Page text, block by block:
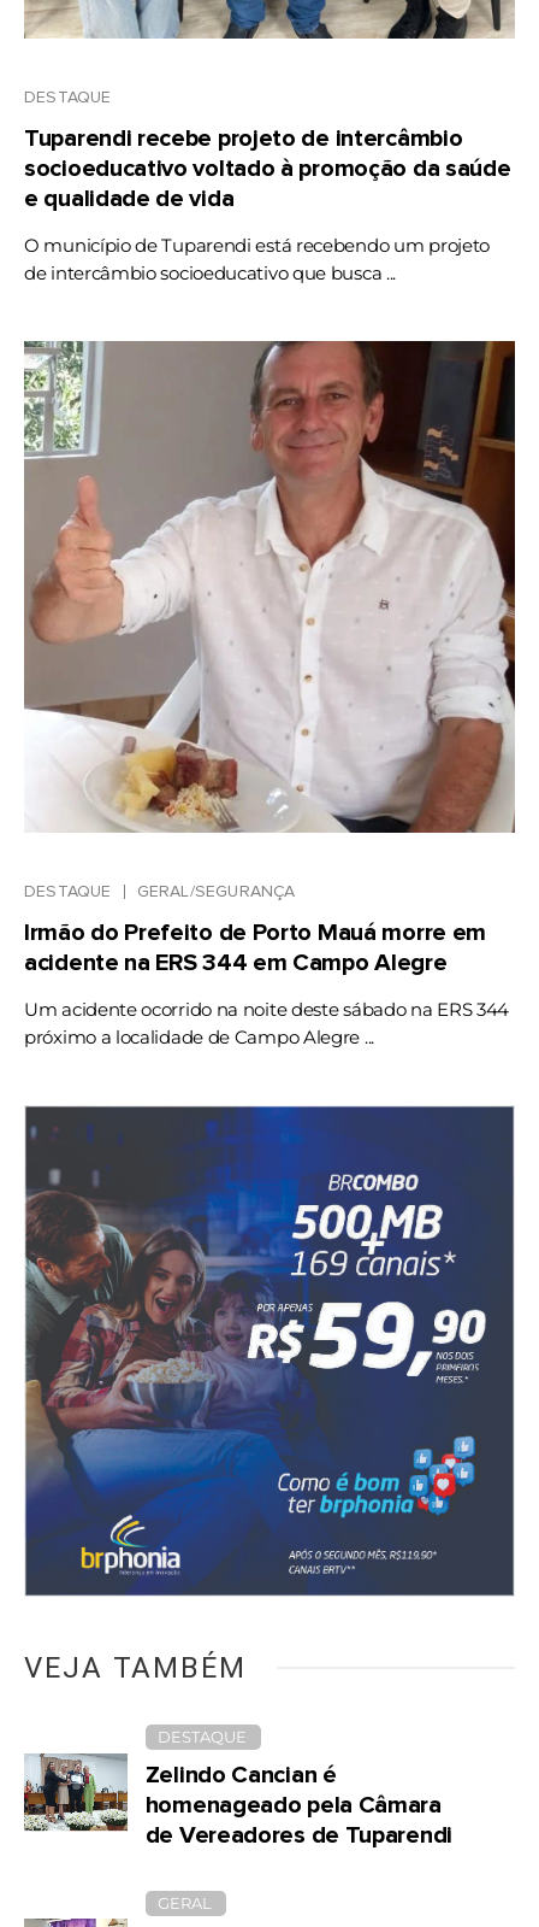
DESTAQUE
Tuparendi recebe projeto de intercâmbio
socioeducativo voltado à promoção da saúde
e qualidade de vida
O município de Tuparendi está recebendo um projeto
de intercâmbio socioeducativo que busca ...
DESTAQUE GERAL/SEGURANÇA
Irmão do Prefeito de Porto Mauá morre em
acidente na ERS 344 em Campo Alegre
Um acidente ocorrido na noite deste sábado na ERS 344
próximo a localidade de Campo Alegre ...
VEJA TAMBÉM
DESTAQUE
Zelindo Cancian é
homenageado pela Câmara
de Vereadores de Tuparendi
GERAL